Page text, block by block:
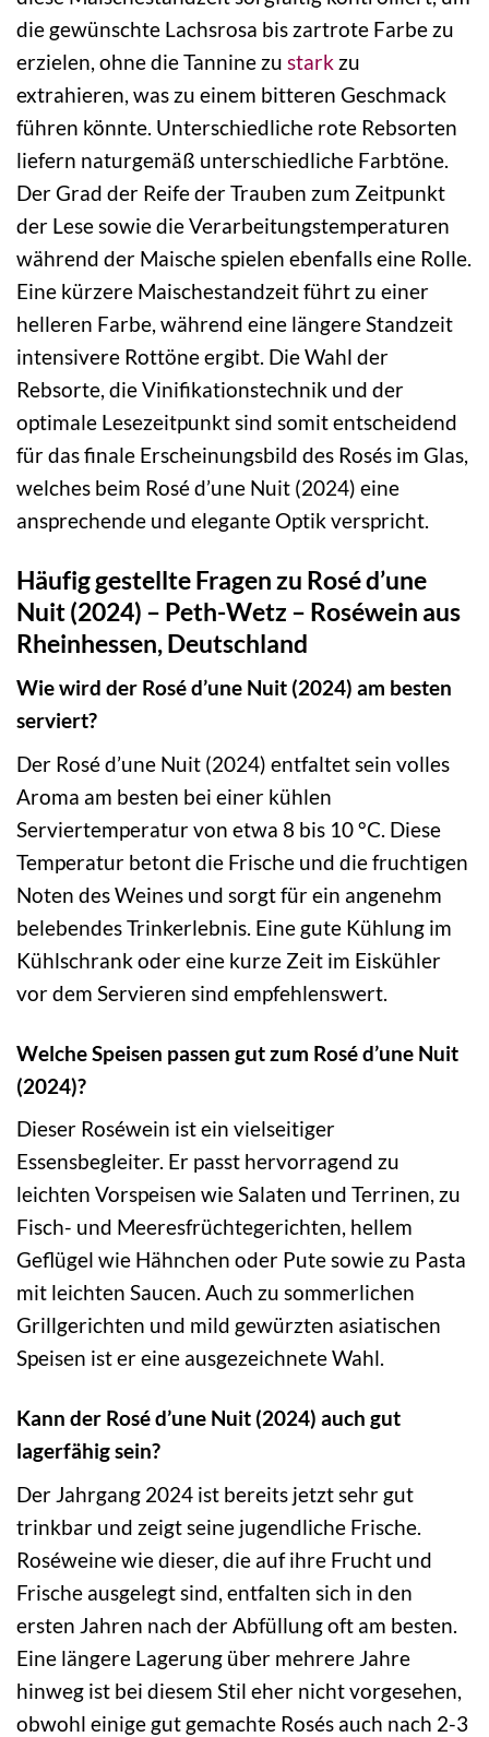
die gewünschte Lachsrosa bis zartrote Farbe zu
erzielen, ohne die Tannine zu stark zu
extrahieren, was zu einem bitteren Geschmack
führen könnte. Unterschiedliche rote Rebsorten
liefern naturgemäß unterschiedliche Farbtöne.
Der Grad der Reife der Trauben zum Zeitpunkt
der Lese sowie die Verarbeitungstemperaturen
während der Maische spielen ebenfalls eine Rolle.
Eine kürzere Maischestandzeit führt zu einer
helleren Farbe, während eine längere Standzeit
intensivere Rottöne ergibt. Die Wahl der
Rebsorte, die Vinifikationstechnik und der
optimale Lesezeitpunkt sind somit entscheidend
für das finale Erscheinungsbild des Rosés im Glas,
welches beim Rosé d’une Nuit (2024) eine
ansprechende und elegante Optik verspricht.
Häufig gestellte Fragen zu Rosé d’une
Nuit (2024) – Peth-Wetz – Roséwein aus
Rheinhessen, Deutschland
Wie wird der Rosé d’une Nuit (2024) am besten
serviert?
Der Rosé d’une Nuit (2024) entfaltet sein volles
Aroma am besten bei einer kühlen
Serviertemperatur von etwa 8 bis 10 °C. Diese
Temperatur betont die Frische und die fruchtigen
Noten des Weines und sorgt für ein angenehm
belebendes Trinkerlebnis. Eine gute Kühlung im
Kühlschrank oder eine kurze Zeit im Eiskühler
vor dem Servieren sind empfehlenswert.
Welche Speisen passen gut zum Rosé d’une Nuit
(2024)?
Dieser Roséwein ist ein vielseitiger
Essensbegleiter. Er passt hervorragend zu
leichten Vorspeisen wie Salaten und Terrinen, zu
Fisch- und Meeresfrüchtegerichten, hellem
Geflügel wie Hähnchen oder Pute sowie zu Pasta
mit leichten Saucen. Auch zu sommerlichen
Grillgerichten und mild gewürzten asiatischen
Speisen ist er eine ausgezeichnete Wahl.
Kann der Rosé d’une Nuit (2024) auch gut
lagerfähig sein?
Der Jahrgang 2024 ist bereits jetzt sehr gut
trinkbar und zeigt seine jugendliche Frische.
Roséweine wie dieser, die auf ihre Frucht und
Frische ausgelegt sind, entfalten sich in den
ersten Jahren nach der Abfüllung oft am besten.
Eine längere Lagerung über mehrere Jahre
hinweg ist bei diesem Stil eher nicht vorgesehen,
obwohl einige gut gemachte Rosés auch nach 2-3